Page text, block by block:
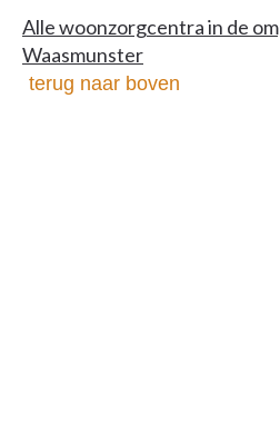
Alle woonzorgcentra in de
Waasmunster
terug naar boven